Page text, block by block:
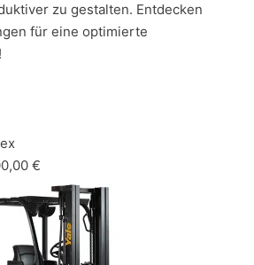
zu gestalten. Entdecken
für eine optimierte
€